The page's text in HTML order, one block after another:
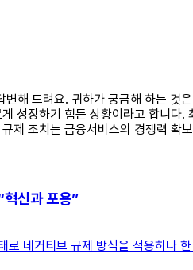
변해 드려요. 귀하가 궁금해 하는
성장하기 힘든 상황이라고 합니
제 조치는 금융서비스의 경쟁력 확
신과 포용”
로 네거티브 규제 방식을 적용하나